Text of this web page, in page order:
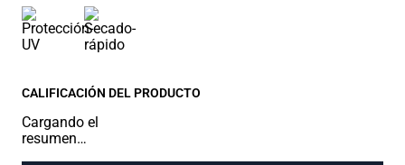
CALIFICACIÓN DEL PRODUCTO
Cargando el
resumen…